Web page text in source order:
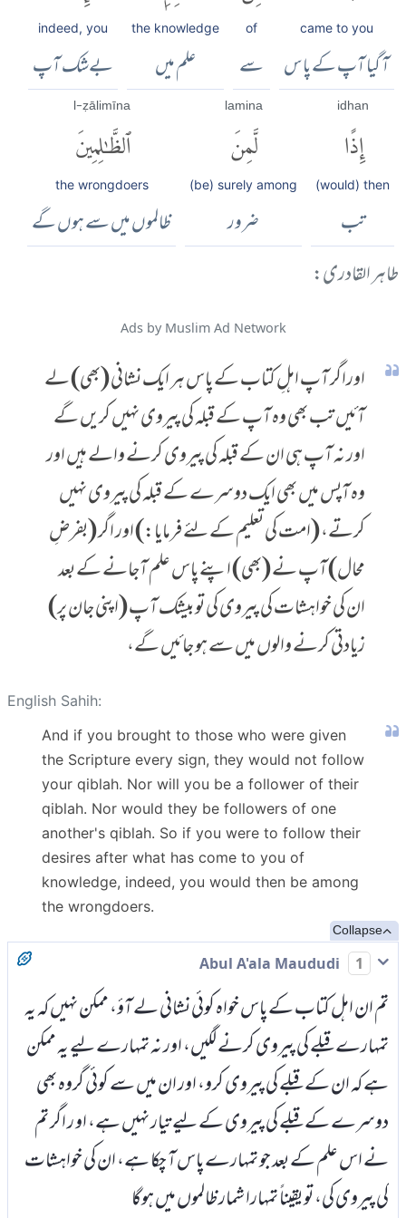
came to you
آ گیا آپ کے پاس
of
سے
the knowledge
علم میں
indeed, you
بےشک آپ
idhan
إِذًا
(would) then
تب
lamina
لَّمِنَ
(be) surely among
ضرور
l-ẓālimīna
ٱلظَّٰلِمِينَ
the wrongdoers
ظالموں میں سے ہوں گے
طاہر القادری:
Ads by Muslim Ad Network
اوراگر آپ اہلِ کتاب کے پاس ہر ایک نشانی (بھی) لے
آئیں تب بھی وہ آپ کے قبلہ کی پیروی نہیں کریں گے
اور نہ آپ ہی ان کے قبلہ کی پیروی کرنے والے ہیں اور
وہ آپس میں بھی ایک دوسرے کے قبلہ کی پیروی نہیں
کرتے، (امت کی تعلیم کے لئے فرمایا:) اور اگر (بفرضِ
محال) آپ نے (بھی) اپنے پاس علم آجانے کے بعد
ان کی خواہشات کی پیروی کی تو بیشک آپ (اپنی جان پر)
زیادتی کرنے والوں میں سے ہو جائیں گے،
English Sahih:
And if you brought to those who were given
the Scripture every sign, they would not follow
your qiblah. Nor will you be a follower of their
qiblah. Nor would they be followers of one
another's qiblah. So if you were to follow their
desires after what has come to you of
knowledge, indeed, you would then be among
the wrongdoers.
Collapse
1
تم ان اہل کتاب کے پاس خواہ کوئی نشانی لے آؤ، ممکن نہیں کہ یہ
تمہارے قبلے کی پیروی کرنے لگیں، اور نہ تمہارے لیے یہ ممکن
ہے کہ ان کے قبلے کی پیروی کرو، اور ان میں سے کوئی گروہ بھی
دوسرے کے قبلے کی پیروی کے لیے تیار نہیں ہے، او ر اگر تم
نے اس علم کے بعد جو تمہارے پاس آ چکا ہے، ان کی خواہشات
کی پیروی کی، تو یقیناً تمہارا شمار ظالموں میں ہوگا